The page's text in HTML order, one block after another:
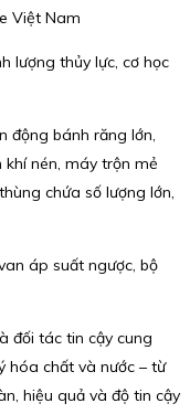
Việt Nam
lượng thủy lực, cơ học
động bánh răng lớn,
nén, máy trộn mẻ
chứa số lượng lớn,
áp suất ngược, bộ
đối tác tin cậy cung
hóa chất và nước – từ
hiệu quả và độ tin cậy